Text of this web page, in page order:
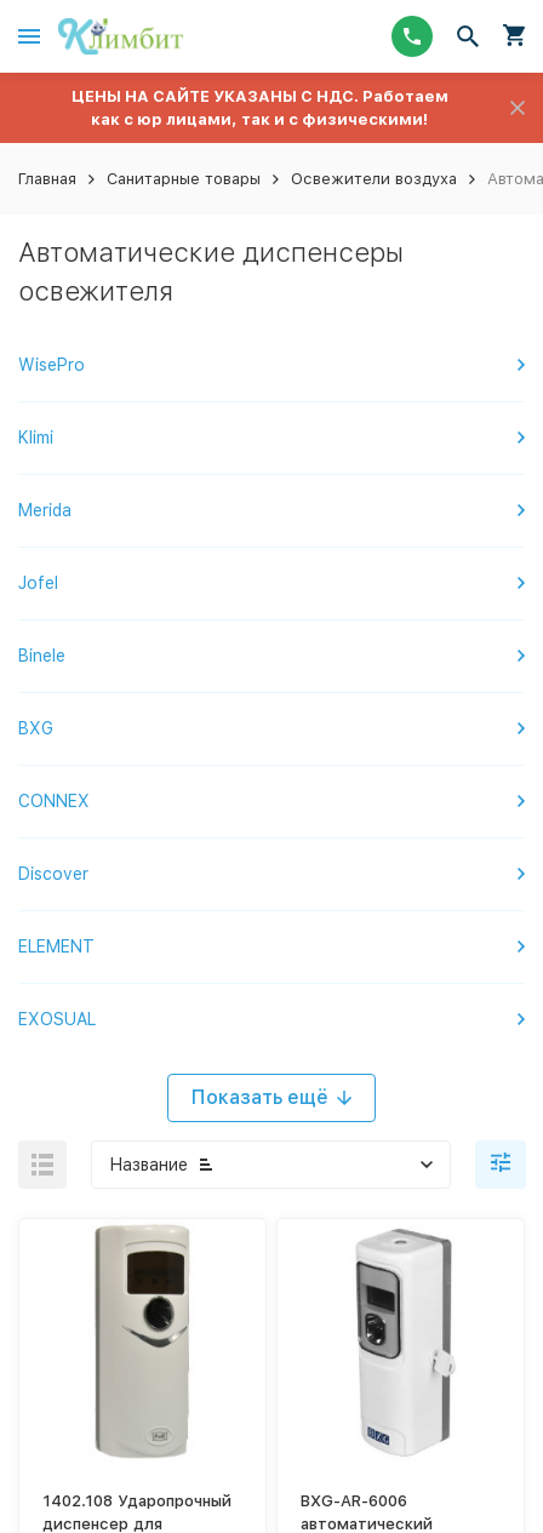
ЦЕНЫ НА САЙТЕ УКАЗАНЫ С НДС. Работаем
как с юр лицами, так и с физическими!
Главная Санитарные товары Освежители воздуха
Автоматические диспенсеры
освежителя
WisePro
Klimi
Merida
Jofel
Binele
BXG
CONNEX
Discover
ELEMENT
EXOSUAL
Показать ещё
Название
1402.108 Ударопрочный
диспенсер для
BXG-AR-6006
автоматический